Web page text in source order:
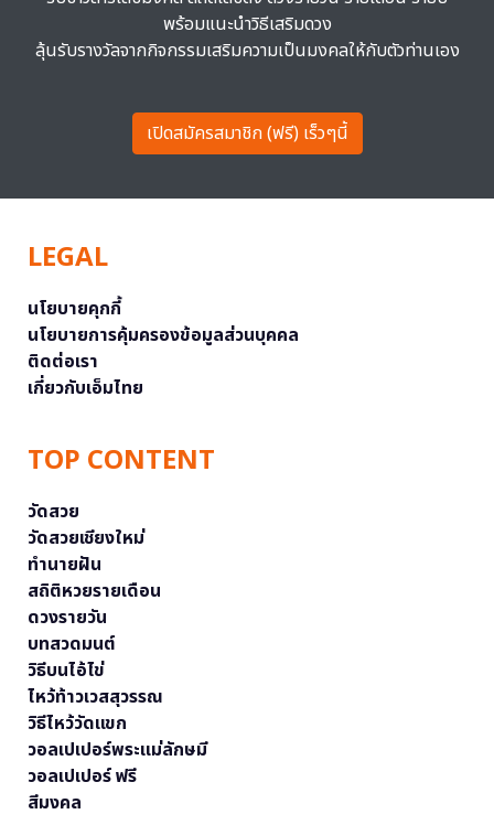
พร้อมแนะนำวิธีเสริมดวง
ลุ้นรับรางวัลจากกิจกรรมเสริมความเป็นมงคลให้กับตัวท่านเอง
เปิดสมัครสมาชิก (ฟรี) เร็วๆนี้
LEGAL
นโยบายคุกกี้
นโยบายการคุ้มครองข้อมูลส่วนบุคคล
ติดต่อเรา
เกี่ยวกับเอ็มไทย
TOP CONTENT
วัดสวย
วัดสวยเชียงใหม่
ทำนายฝัน
สถิติหวยรายเดือน
ดวงรายวัน
บทสวดมนต์
วิธีบนไอ้ไข่
ไหว้ท้าวเวสสุวรรณ
วิธีไหว้วัดแขก
วอลเปเปอร์พระแม่ลักษมี
วอลเปเปอร์ ฟรี
สีมงคล